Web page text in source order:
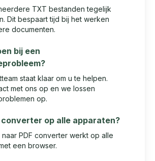
TXT bestanden tegelijk
Dit bespaart tijd bij het werken
documenten.
bij een
staat klaar om u te helpen.
met ons op en we lossen
op.
op alle apparaten?
PDF converter werkt op alle
een browser.